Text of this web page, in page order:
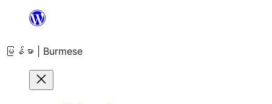
အကြောင်းအရာ
ကျော်သွား
မြန်မာ | Burmese